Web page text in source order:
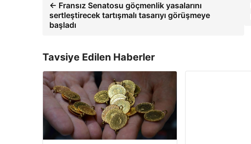
← Fransız Senatosu göçmenlik yasalarını
sertleştirecek tartışmalı tasarıyı görüşmeye
başladı
Tavsiye Edilen Haberler